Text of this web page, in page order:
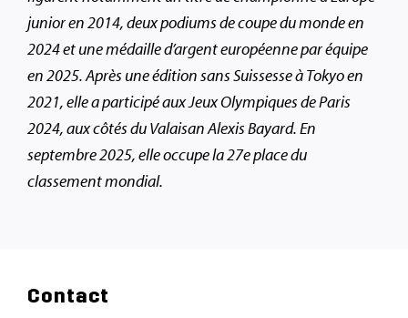
junior en 2014, deux podiums de coupe du monde en
2024 et une médaille d’argent européenne par équipe
en 2025. Après une édition sans Suissesse à Tokyo en
2021, elle a participé aux Jeux Olympiques de Paris
2024, aux côtés du Valaisan Alexis Bayard. En
septembre 2025, elle occupe la 27e place du
classement mondial.
Contact